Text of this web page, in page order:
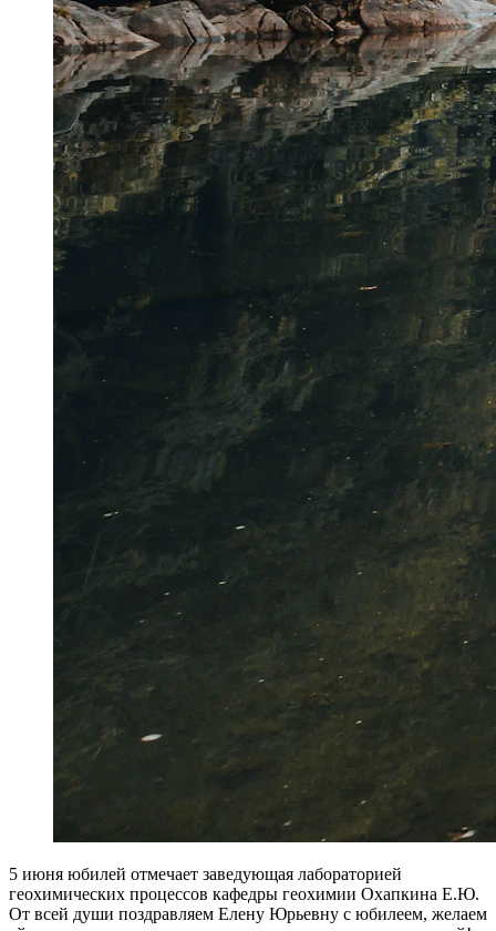
5 июня юбилей отмечает заведующая лабораторией
геохимических процессов кафедры геохимии Охапкина Е.Ю.
От всей души поздравляем Елену Юрьевну с юбилеем, желаем